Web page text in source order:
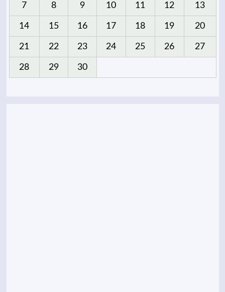
7 8 9 10 11 12 13
14 15 16 17 18 19 20
21 22 23 24 25 26 27
28 29 30